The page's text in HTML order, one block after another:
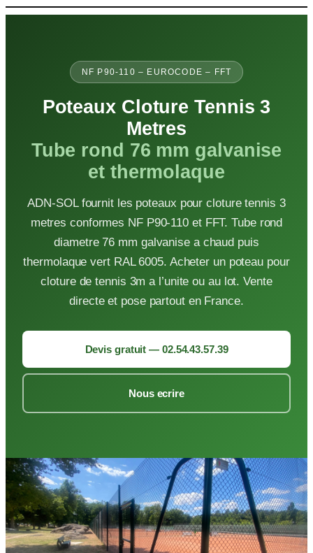
Aller
NF P90-110 – EUROCODE – FFT
Poteaux Cloture Tennis 3
Metres
Tube rond 76 mm galvanise
et thermolaque
ADN-SOL fournit les poteaux pour cloture tennis 3
metres conformes NF P90-110 et FFT. Tube rond
diametre 76 mm galvanise a chaud puis
thermolaque vert RAL 6005. Acheter un poteau pour
cloture de tennis 3m a l’unite ou au lot. Vente
directe et pose partout en France.
Devis gratuit — 02.54.43.57.39
Nous ecrire